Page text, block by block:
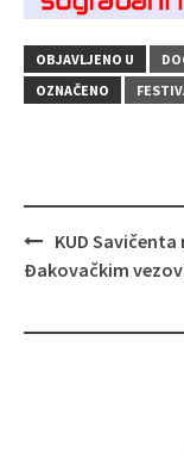
OBJAVLJENO U
OZNAČENO
Navigacija
objava
KUD Savičenta
Đakovačkim